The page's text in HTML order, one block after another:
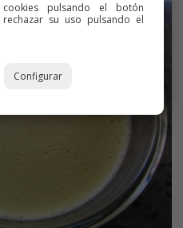
pulsando el botón
su uso pulsando el
Configurar